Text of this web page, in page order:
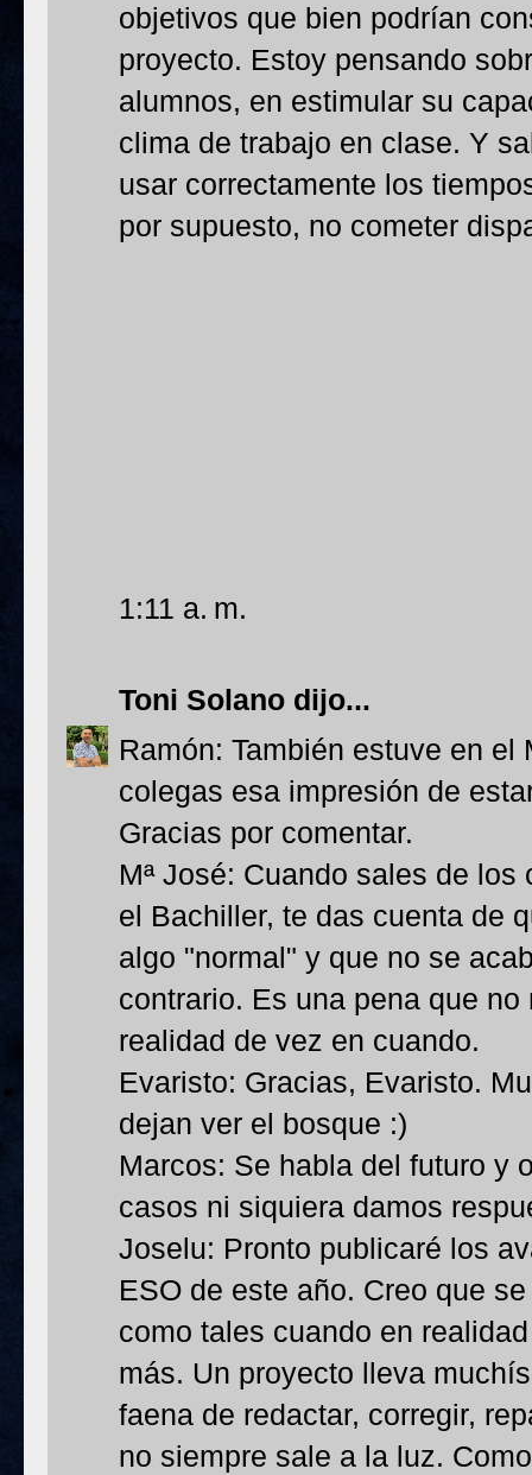
objetivos que bien podrían
proyecto. Estoy pensando
alumnos, en estimular su
clima de trabajo en clase. Y
usar correctamente los
por supuesto, no cometer
1:11 a. m.
Toni Solano dijo...
Ramón: También estuve en
colegas esa impresión de
Gracias por comentar.
Mª José: Cuando sales de
el Bachiller, te das cuenta de
algo "normal" y que no se
contrario. Es una pena que
realidad de vez en cuando.
Evaristo: Gracias, Evaristo.
dejan ver el bosque :)
Marcos: Se habla del futuro y
casos ni siquiera damos
Joselu: Pronto publicaré los
ESO de este año. Creo que
como tales cuando en
más. Un proyecto lleva
faena de redactar, corregir,
no siempre sale a la luz.